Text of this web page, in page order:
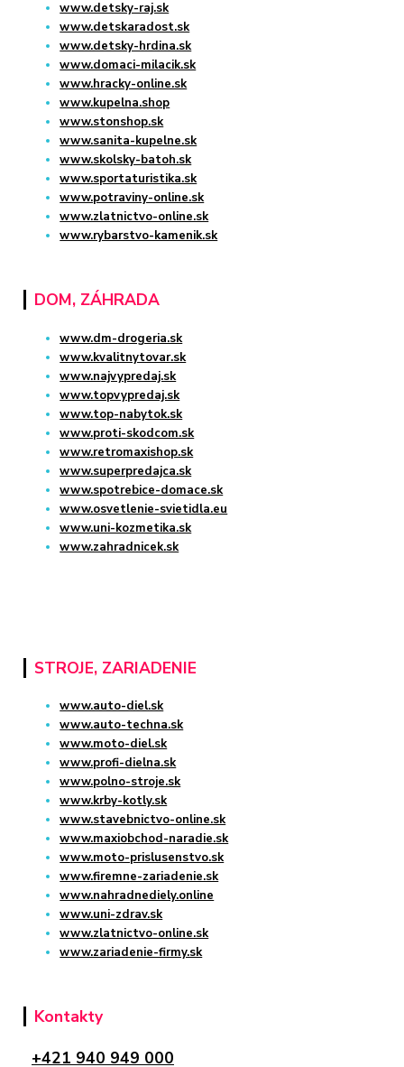
www.detsky-raj.sk
www.detskaradost.sk
www.detsky-hrdina.sk
www.domaci-milacik.sk
www.hracky-online.sk
www.kupelna.shop
www.stonshop.sk
www.sanita-kupelne.sk
www.skolsky-batoh.sk
www.sportaturistika.sk
www.potraviny-online.sk
www.zlatnictvo-online.sk
www.rybarstvo-kamenik.sk
DOM, ZÁHRADA
www.dm-drogeria.sk
www.kvalitnytovar.sk
www.najvypredaj.sk
www.topvypredaj.sk
www.top-nabytok.sk
www.proti-skodcom.sk
www.retromaxishop.sk
www.superpredajca.sk
www.spotrebice-domace.sk
www.osvetlenie-svietidla.eu
www.uni-kozmetika.sk
www.zahradnicek.sk
STROJE, ZARIADENIE
www.auto-diel.sk
www.auto-techna.sk
www.moto-diel.sk
www.profi-dielna.sk
www.polno-stroje.sk
www.krby-kotly.sk
www.stavebnictvo-online.sk
www.maxiobchod-naradie.sk
www.moto-prislusenstvo.sk
www.firemne-zariadenie.sk
www.nahradnediely.online
www.uni-zdrav.sk
www.zlatnictvo-online.sk
www.zariadenie-firmy.sk
Kontakty
+421 940 949 000